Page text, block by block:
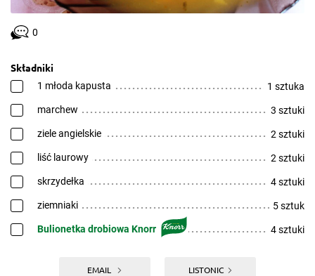
0
Składniki
1 młoda kapusta 1 sztuka
marchew 3 sztuki
ziele angielskie 2 sztuki
liść laurowy 2 sztuki
skrzydełka 4 sztuki
ziemniaki 5 sztuk
Bulionetka drobiowa Knorr 4 sztuki
EMAIL LISTONIC